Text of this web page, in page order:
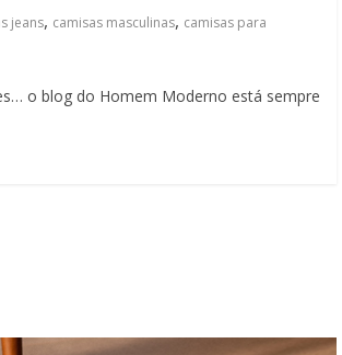
jeans, camisas masculinas, camisas para
o blog do Homem Moderno está sempre